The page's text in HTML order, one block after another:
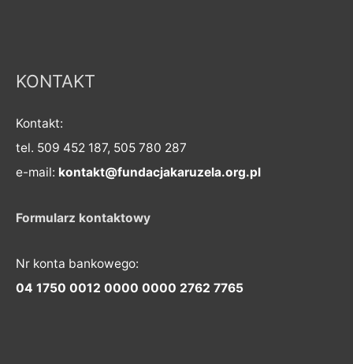
KONTAKT
Kontakt:
tel. 509 452 187, 505 780 287
e-mail: kontakt@fundacjakaruzela.org.pl
Formularz kontaktowy
Nr konta bankowego:
04 1750 0012 0000 0000 2762 7765